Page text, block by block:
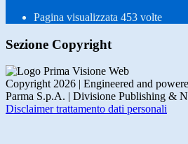
Pagina visualizzata 453 volte
Sezione Copyright
Copyright 2026 | Engineered and
Parma S.p.A. | Divisione Publishing &
Disclaimer trattamento dati personali